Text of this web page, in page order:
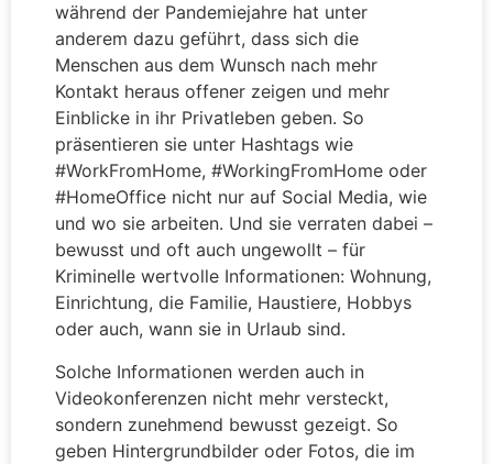
während der Pandemiejahre hat unter
anderem dazu geführt, dass sich die
Menschen aus dem Wunsch nach mehr
Kontakt heraus offener zeigen und mehr
Einblicke in ihr Privatleben geben. So
präsentieren sie unter Hashtags wie
#WorkFromHome, #WorkingFromHome oder
#HomeOffice nicht nur auf Social Media, wie
und wo sie arbeiten. Und sie verraten dabei –
bewusst und oft auch ungewollt – für
Kriminelle wertvolle Informationen: Wohnung,
Einrichtung, die Familie, Haustiere, Hobbys
oder auch, wann sie in Urlaub sind.
Solche Informationen werden auch in
Videokonferenzen nicht mehr versteckt,
sondern zunehmend bewusst gezeigt. So
geben Hintergrundbilder oder Fotos, die im